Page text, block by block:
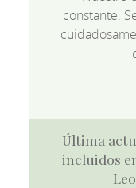
constante.
Última
incluidos